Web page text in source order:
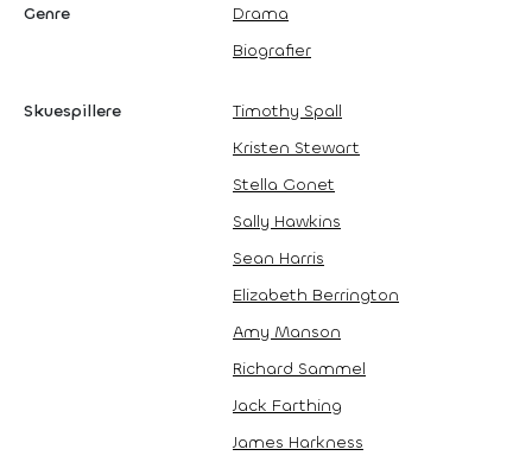
Genre
Drama
Biografier
Skuespillere
Timothy Spall
Kristen Stewart
Stella Gonet
Sally Hawkins
Sean Harris
Elizabeth Berrington
Amy Manson
Richard Sammel
Jack Farthing
James Harkness